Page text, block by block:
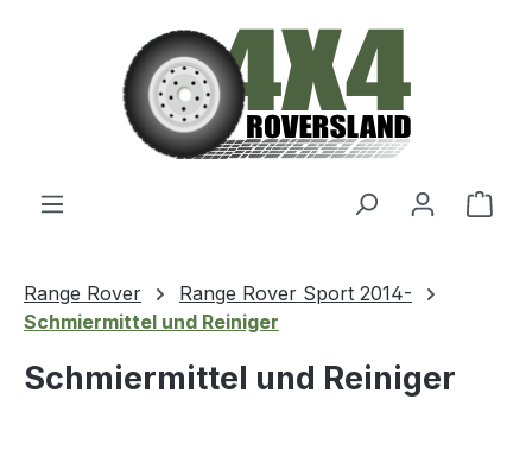
Zum Hauptinhalt springen
Range Rover
Range Rover Sport 2014-
Schmiermittel und Reiniger
Schmiermittel und Reiniger